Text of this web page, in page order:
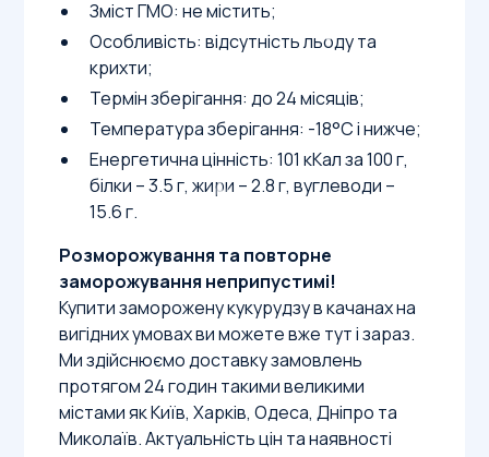
Зміст ГМО: не містить;
Особливість: відсутність льоду та
крихти;
Термін зберігання: до 24 місяців;
Температура зберігання: -18°С і нижче;
Енергетична цінність: 101 кКал за 100 г,
білки – 3.5 г, жири – 2.8 г, вуглеводи –
15.6 г.
Розморожування та повторне
заморожування неприпустимі!
Купити заморожену кукурудзу в качанах на
вигідних умовах ви можете вже тут і зараз.
Ми здійснюємо доставку замовлень
протягом 24 годин такими великими
містами як Київ, Харків, Одеса, Дніпро та
Миколаїв. Актуальність цін та наявності